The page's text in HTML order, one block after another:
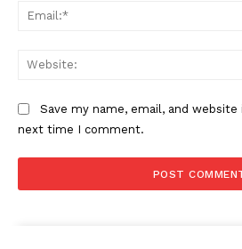
Save my name, email, and
next time I comment.